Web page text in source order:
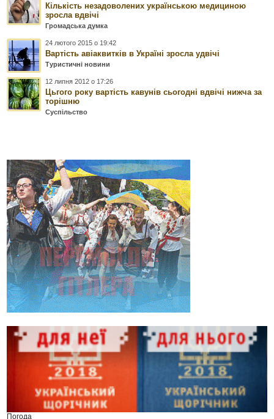
Кількість незадоволених українською медициною
зросла вдвічі
Громадська думка
24 лютого 2015 о 19:42
Вартість авіаквитків в Україні зросла удвічі
Туристичні новини
12 липня 2012 о 17:26
Цьгого року вартість кавунів сьогодні вдвічі нижча за
торішню
Суспільство
Погода